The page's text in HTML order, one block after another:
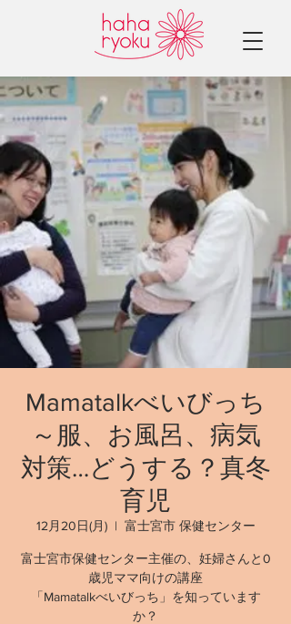
Mamatalkべいびっち
～服、お風呂、病気
対策…どうする？真冬
育児
12月20日(月)
  |
富士宮市 保健センター
富士宮市保健センター主催の、妊婦さんと0
歳児ママ向けの講座
「Mamatalkべいびっち」を知っています
か？